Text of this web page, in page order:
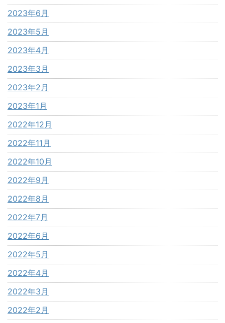
2023年6月
2023年5月
2023年4月
2023年3月
2023年2月
2023年1月
2022年12月
2022年11月
2022年10月
2022年9月
2022年8月
2022年7月
2022年6月
2022年5月
2022年4月
2022年3月
2022年2月